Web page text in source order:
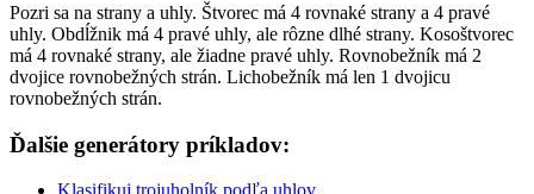
Pozri sa na strany a uhly. Štvorec má 4 rovnaké strany a 4 pravé
uhly. Obdĺžnik má 4 pravé uhly, ale rôzne dlhé strany. Kosoštvorec
má 4 rovnaké strany, ale žiadne pravé uhly. Rovnobežník má 2
dvojice rovnobežných strán. Lichobežník má len 1 dvojicu
rovnobežných strán.
Ďalšie generátory príkladov: